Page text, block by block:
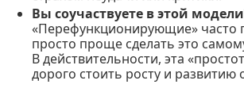
Вы соучаствуете в этой
«Перефункционирующие» часто
просто проще сделать это
В действительности, эта
дорого стоить росту и развитию